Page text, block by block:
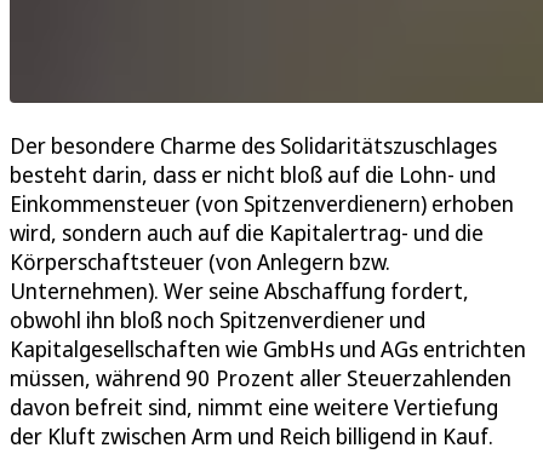
Der besondere Charme des Solidaritätszuschlages
besteht darin, dass er nicht bloß auf die Lohn- und
Einkommensteuer (von Spitzenverdienern) erhoben
wird, sondern auch auf die Kapitalertrag- und die
Körperschaftsteuer (von Anlegern bzw.
Unternehmen). Wer seine Abschaffung fordert,
obwohl ihn bloß noch Spitzenverdiener und
Kapitalgesellschaften wie GmbHs und AGs entrichten
müssen, während 90 Prozent aller Steuerzahlenden
davon befreit sind, nimmt eine weitere Vertiefung
der Kluft zwischen Arm und Reich billigend in Kauf.